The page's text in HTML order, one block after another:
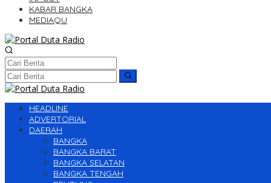
KABAR BANGKA
MEDIAQU
HEADLINE
ADVERTORIAL
DAERAH
BANGKA
BANGKA BARAT
BANGKA SELATAN
BANGKA TENGAH